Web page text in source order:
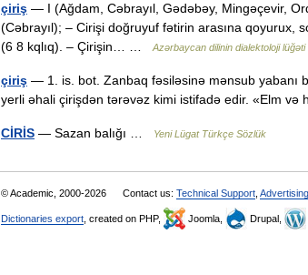
çiriş — I (Ağdam, Cəbrayıl, Gədəbəy, Mingəçevir,
(Cəbrayıl); – Cirişi doğruyuf fətirin arasına qoyurux,
(6 8 kqlıq). – Çirişin… …
Azərbaycan dilinin dialektoloji lüğəti
çiriş — 1. is. bot. Zanbaq fəsiləsinə mənsub yabanı
yerli əhali çirişdən tərəvəz kimi istifadə edir. «Elm və
CİRİS — Sazan balığı … Yeni Lügat Türkçe Sözlük
© Academic, 2000-2026 Contact us: Technical Support Advertising
Dictionaries export , created on PHP, Joomla, Drupal,